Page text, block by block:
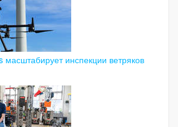
масштабирует инспекции ветряков